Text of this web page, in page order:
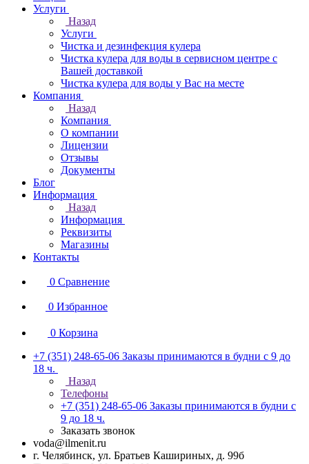
Услуги
Назад
Услуги
Чистка и дезинфекция кулера
Чистка кулера для воды в сервисном центре с
Вашей доставкой
Чистка кулера для воды у Вас на месте
Компания
Назад
Компания
О компании
Лицензии
Отзывы
Документы
Блог
Информация
Назад
Информация
Реквизиты
Магазины
Контакты
0 Сравнение
0 Избранное
0 Корзина
+7 (351) 248-65-06 Заказы принимаются в будни с 9 до
18 ч.
Назад
Телефоны
+7 (351) 248-65-06 Заказы принимаются в будни с
9 до 18 ч.
Заказать звонок
voda@ilmenit.ru
г. Челябинск, ул. Братьев Кашириных, д. 99б